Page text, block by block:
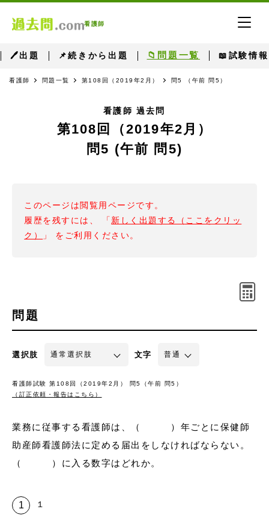
看護師
🖊出題 📌続きから出題 📁問題一覧 📖試験情報
看護師 問題一覧 第108回（2019年2月） 問5 （午前 問5）
看護師 過去問
第108回（2019年2月）
問5 (午前 問5)
このページは閲覧用ページです。
履歴を残すには、 「 新しく出題する（ここをクリッ
ク）
」 をご利用ください。
問題
選択肢 文字
看護師試験 第108回（2019年2月） 問5（午前 問5）
（訂正依頼・報告はこちら）
業務に従事する看護師は、（ ）年ごとに保健師
助産師看護師法に定める届出をしなければならない。
（ ）に入る数字はどれか。
１